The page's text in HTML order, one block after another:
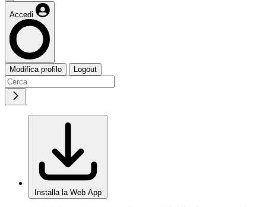
Accedi
Modifica profilo Logout
Installa la Web App